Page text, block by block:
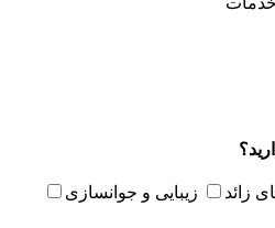
زائد
زیبایی و جوانسازی